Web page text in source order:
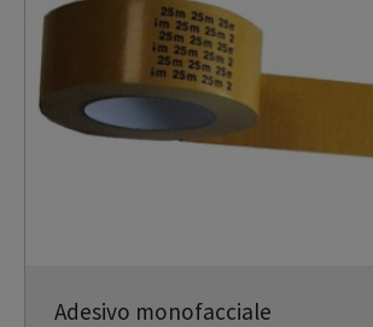
Adesivo monofacciale